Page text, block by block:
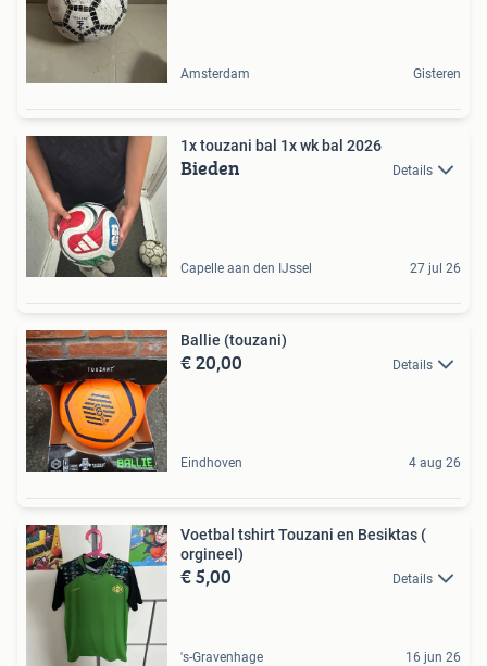
Amsterdam Gisteren
1x touzani bal 1x wk bal 2026
Bieden Details
Capelle aan den IJssel 27 jul 26
Ballie (touzani)
€ 20,00 Details
Eindhoven 4 aug 26
Voetbal tshirt Touzani en Besiktas (
orgineel)
€ 5,00 Details
's-Gravenhage 16 jun 26